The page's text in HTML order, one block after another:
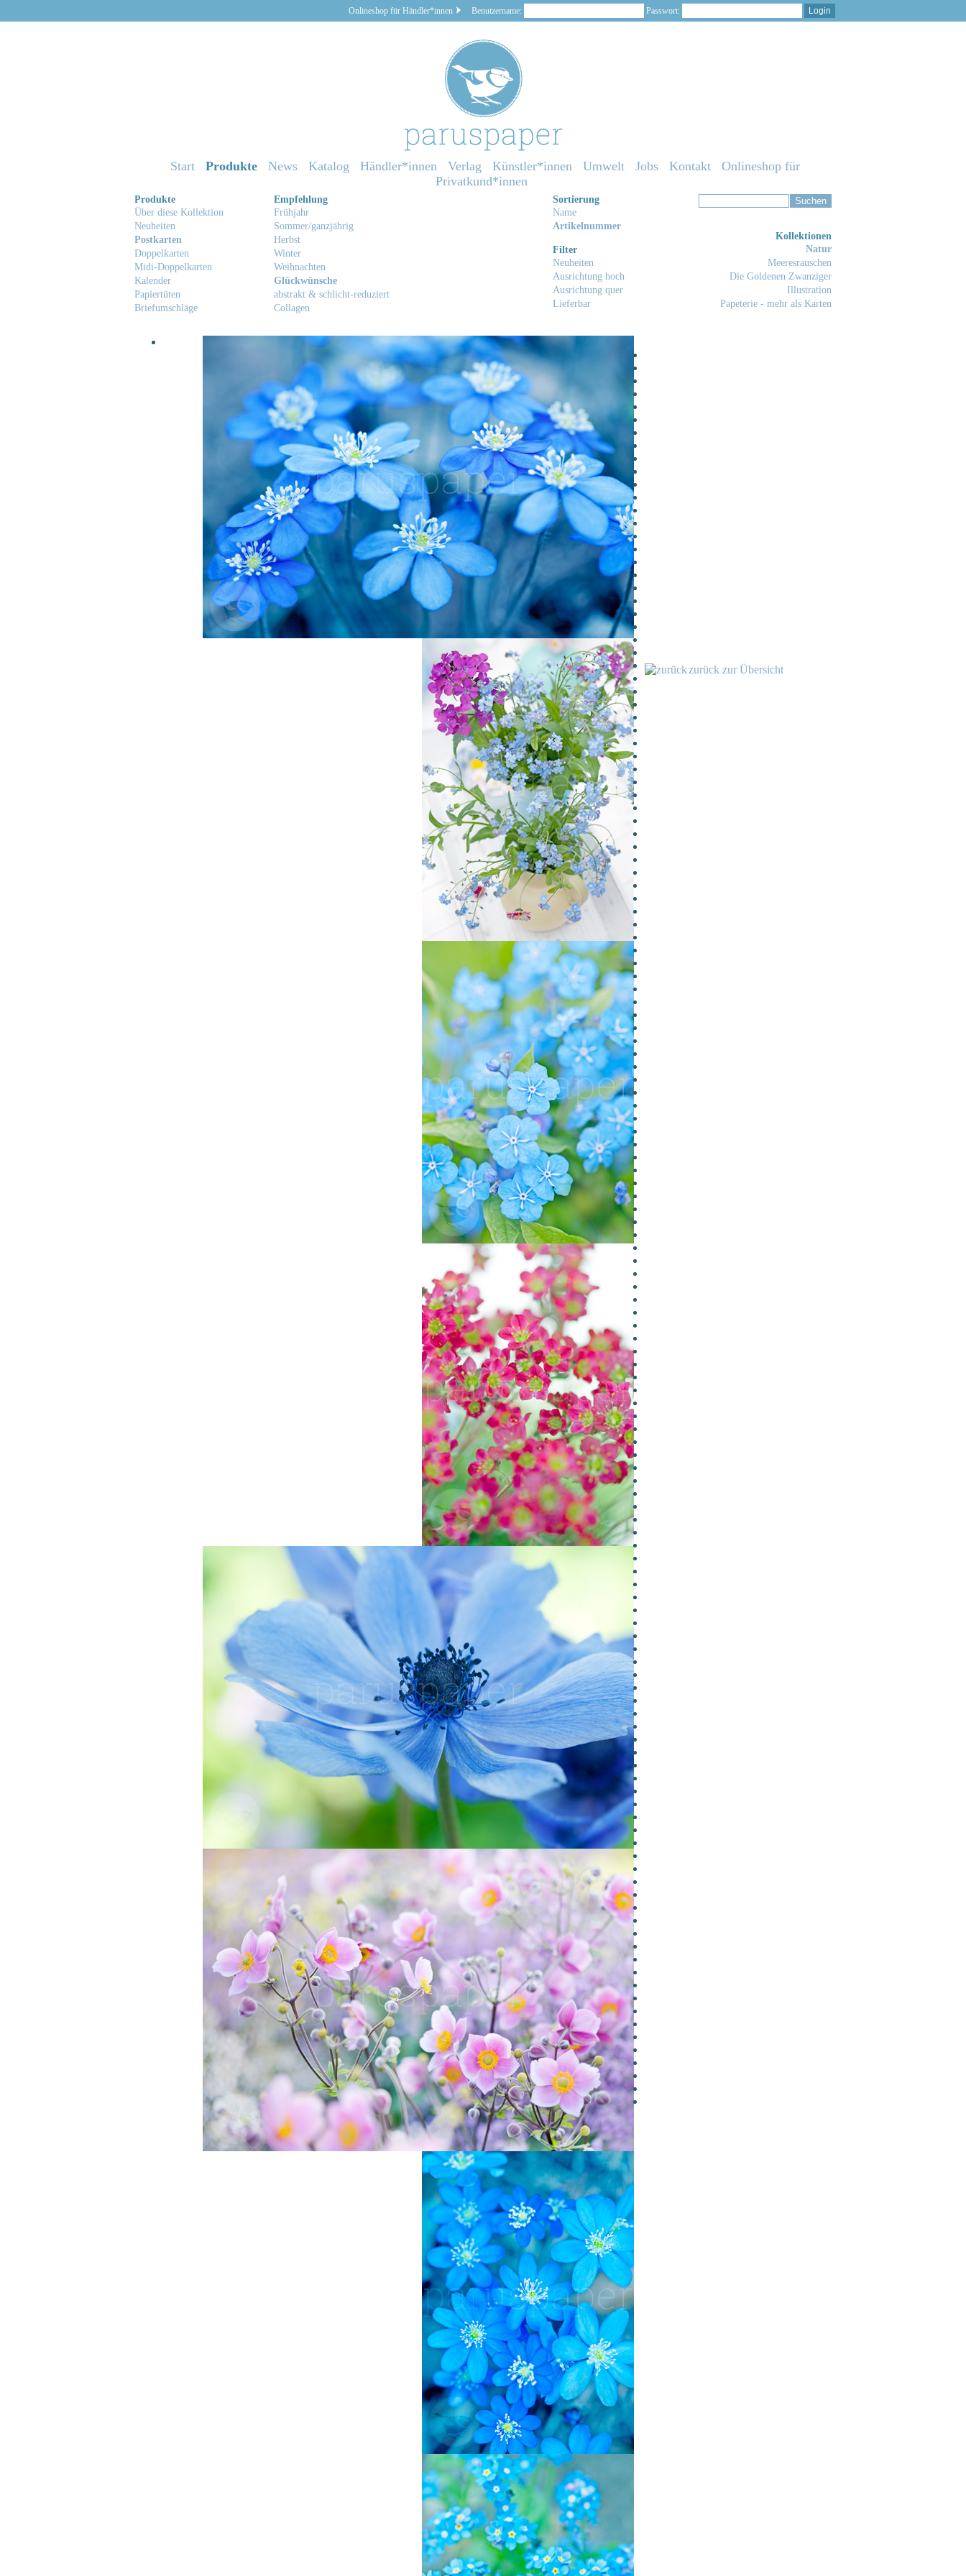
Onlineshop für Händler*innen Benutzername: Passwort:
Start Produkte News Katalog Händler*innen Verlag Künstler*innen Umwelt Jobs Kontakt
Onlineshop für
Privatkund*innen
Produkte
Über diese Kollektion
Neuheiten
Postkarten
Doppelkarten
Midi-Doppelkarten
Kalender
Papiertüten
Briefumschläge
Empfehlung
Frühjahr
Sommer/ganzjährig
Herbst
Winter
Weihnachten
Glückwünsche
abstrakt & schlicht-reduziert
Collagen
Sortierung
Name
Artikelnummer
Filter
Neuheiten
Ausrichtung hoch
Ausrichtung quer
Lieferbar
Kollektionen
Natur
Meeresrauschen
Die Goldenen Zwanziger
Illustration
Papeterie - mehr als Karten
zurück zur Übersicht